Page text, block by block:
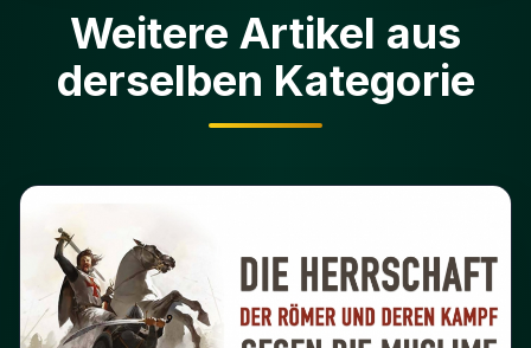
Weitere Artikel aus
derselben Kategorie